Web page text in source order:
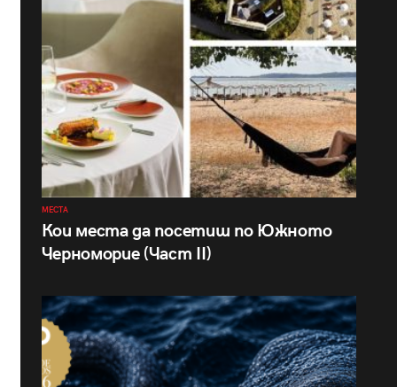
МЕСТА
Кои места да посетиш по Южното
Черноморие (Част II)